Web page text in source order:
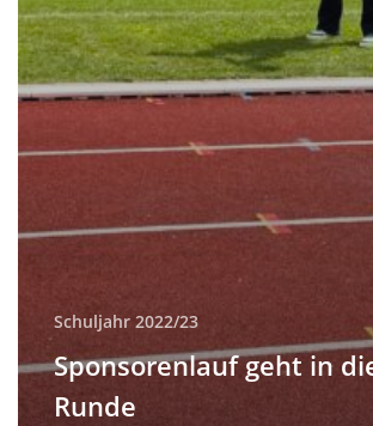
Schuljahr 2022/23
Sponsorenlauf geht in
Runde